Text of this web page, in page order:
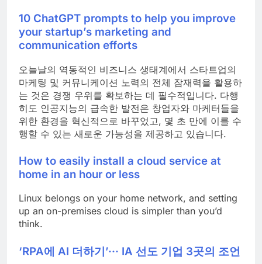
10 ChatGPT prompts to help you improve
your startup’s marketing and
communication efforts
오늘날의 역동적인 비즈니스 생태계에서 스타트업의
마케팅 및 커뮤니케이션 노력의 전체 잠재력을 활용하
는 것은 경쟁 우위를 확보하는 데 필수적입니다. 다행
히도 인공지능의 급속한 발전은 창업자와 마케터들을
위한 환경을 혁신적으로 바꾸었고, 몇 초 만에 이를 수
행할 수 있는 새로운 가능성을 제공하고 있습니다.
How to easily install a cloud service at
home in an hour or less
Linux belongs on your home network, and setting
up an on-premises cloud is simpler than you’d
think.
‘RPA에 AI 더하기’··· IA 선도 기업 3곳의 조언